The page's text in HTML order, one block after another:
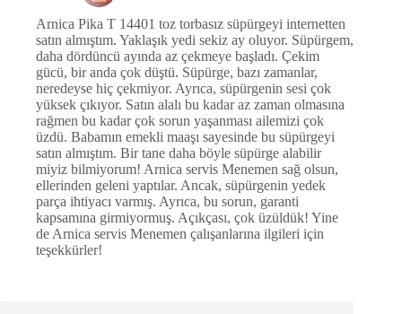
Arnica Pika T 14401 toz torbasız süpürgeyi internetten
satın almıştım. Yaklaşık yedi sekiz ay oluyor. Süpürgem,
daha dördüncü ayında az çekmeye başladı. Çekim
gücü, bir anda çok düştü. Süpürge, bazı zamanlar,
neredeyse hiç çekmiyor. Ayrıca, süpürgenin sesi çok
yüksek çıkıyor. Satın alalı bu kadar az zaman olmasına
rağmen bu kadar çok sorun yaşanması ailemizi çok
üzdü. Babamın emekli maaşı sayesinde bu süpürgeyi
satın almıştım. Bir tane daha böyle süpürge alabilir
miyiz bilmiyorum! Arnica servis Menemen sağ olsun,
ellerinden geleni yaptılar. Ancak, süpürgenin yedek
parça ihtiyacı varmış. Ayrıca, bu sorun, garanti
kapsamına girmiyormuş. Açıkçası, çok üzüldük! Yine
de Arnica servis Menemen çalışanlarına ilgileri için
teşekkürler!